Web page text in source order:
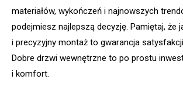
materiałów, wykończeń i najnowszych
podejmiesz najlepszą decyzję. Pamiętaj, że
i precyzyjny montaż to gwarancja satysfakcji
Dobre drzwi wewnętrzne to po prostu
i komfort.